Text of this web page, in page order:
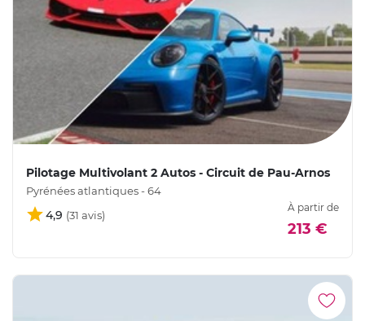
Pilotage Multivolant 2 Autos - Circuit de Pau-Arnos
Pyrénées atlantiques - 64
4,9
À partir de
213 €